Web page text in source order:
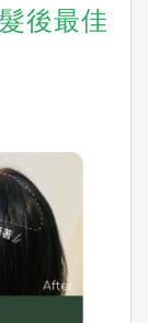
後最佳